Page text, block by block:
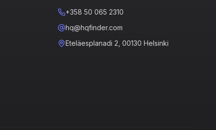
+358 50 065 2310
hq@hqfinder.com
Eteläesplanadi 2, 00130 Helsinki